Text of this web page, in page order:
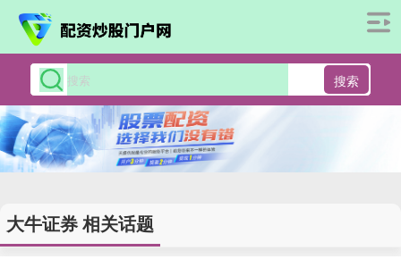
搜索
大牛证券 相关话题